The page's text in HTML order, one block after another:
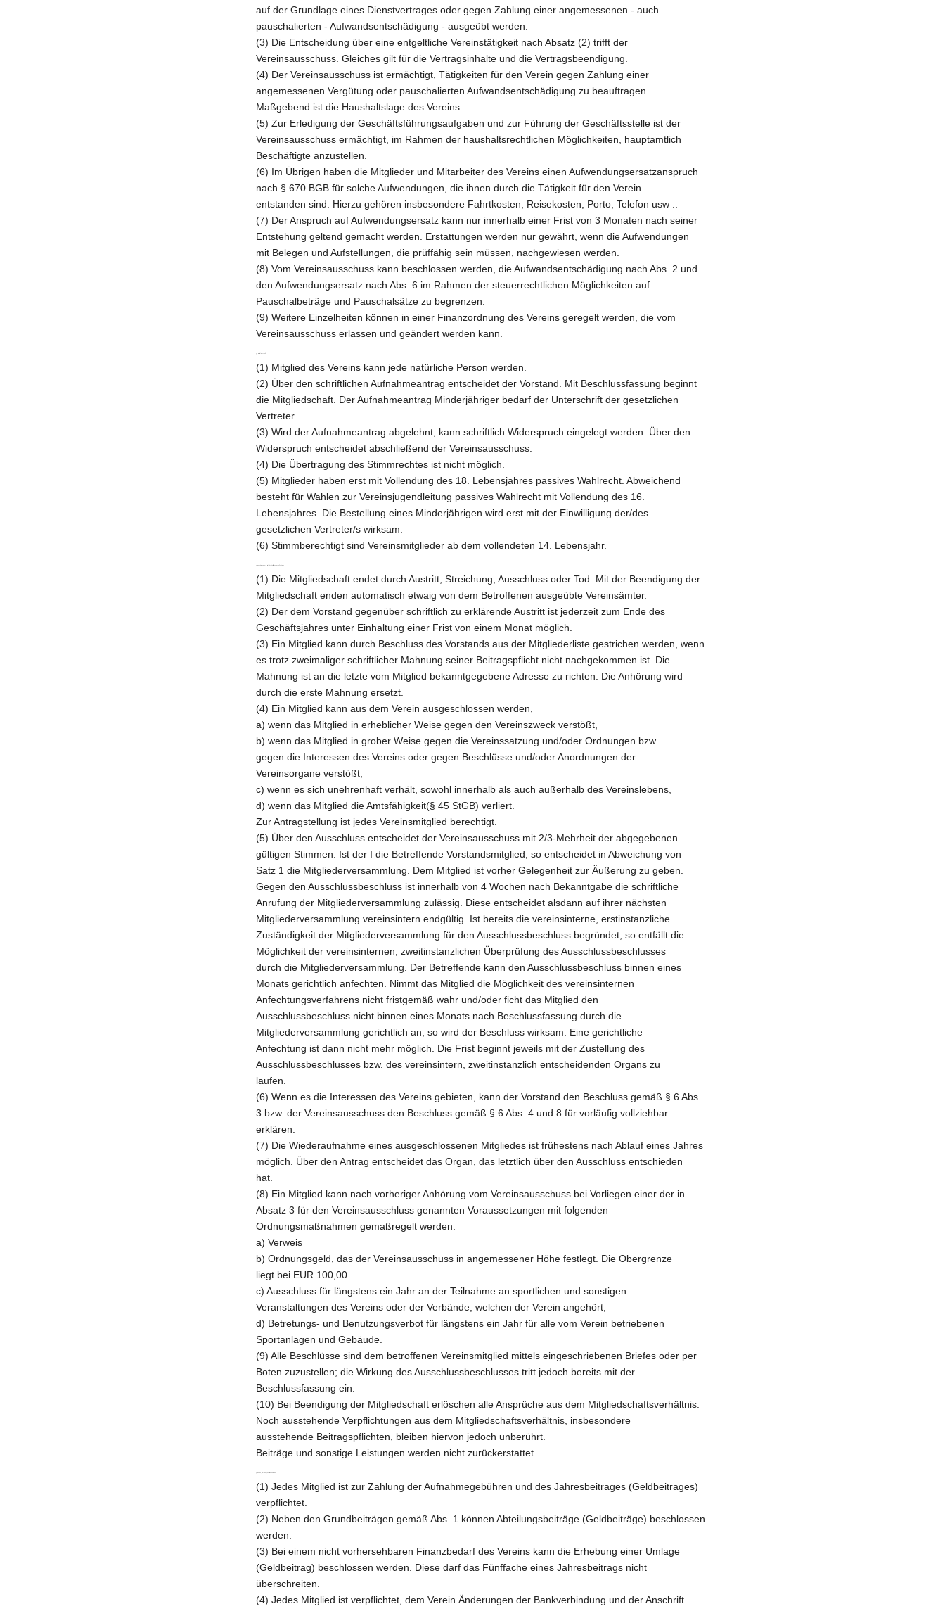
auf der Grundlage eines Dienstvertrages oder gegen Zahlung einer angemessenen - auch
pauschalierten - Aufwandsentschädigung - ausgeübt werden.
(3) Die Entscheidung über eine entgeltliche Vereinstätigkeit nach Absatz (2) trifft der
Vereinsausschuss. Gleiches gilt für die Vertragsinhalte und die Vertragsbeendigung.
(4) Der Vereinsausschuss ist ermächtigt, Tätigkeiten für den Verein gegen Zahlung einer
angemessenen Vergütung oder pauschalierten Aufwandsentschädigung zu beauftragen.
Maßgebend ist die Haushaltslage des Vereins.
(5) Zur Erledigung der Geschäftsführungsaufgaben und zur Führung der Geschäftsstelle ist der
Vereinsausschuss ermächtigt, im Rahmen der haushaltsrechtlichen Möglichkeiten, hauptamtlich
Beschäftigte anzustellen.
(6) Im Übrigen haben die Mitglieder und Mitarbeiter des Vereins einen Aufwendungsersatzanspruch
nach § 670 BGB für solche Aufwendungen, die ihnen durch die Tätigkeit für den Verein
entstanden sind. Hierzu gehören insbesondere Fahrtkosten, Reisekosten, Porto, Telefon usw ..
(7) Der Anspruch auf Aufwendungsersatz kann nur innerhalb einer Frist von 3 Monaten nach seiner
Entstehung geltend gemacht werden. Erstattungen werden nur gewährt, wenn die Aufwendungen
mit Belegen und Aufstellungen, die prüffähig sein müssen, nachgewiesen werden.
(8) Vom Vereinsausschuss kann beschlossen werden, die Aufwandsentschädigung nach Abs. 2 und
den Aufwendungsersatz nach Abs. 6 im Rahmen der steuerrechtlichen Möglichkeiten auf
Pauschalbeträge und Pauschalsätze zu begrenzen.
(9) Weitere Einzelheiten können in einer Finanzordnung des Vereins geregelt werden, die vom
Vereinsausschuss erlassen und geändert werden kann.
(1) Mitglied des Vereins kann jede natürliche Person werden.
(2) Über den schriftlichen Aufnahmeantrag entscheidet der Vorstand. Mit Beschlussfassung beginnt
die Mitgliedschaft. Der Aufnahmeantrag Minderjähriger bedarf der Unterschrift der gesetzlichen
Vertreter.
(3) Wird der Aufnahmeantrag abgelehnt, kann schriftlich Widerspruch eingelegt werden. Über den
Widerspruch entscheidet abschließend der Vereinsausschuss.
(4) Die Übertragung des Stimmrechtes ist nicht möglich.
(5) Mitglieder haben erst mit Vollendung des 18. Lebensjahres passives Wahlrecht. Abweichend
besteht für Wahlen zur Vereinsjugendleitung passives Wahlrecht mit Vollendung des 16.
Lebensjahres. Die Bestellung eines Minderjährigen wird erst mit der Einwilligung der/des
gesetzlichen Vertreter/s wirksam.
(6) Stimmberechtigt sind Vereinsmitglieder ab dem vollendeten 14. Lebensjahr.
(1) Die Mitgliedschaft endet durch Austritt, Streichung, Ausschluss oder Tod. Mit der Beendigung der
Mitgliedschaft enden automatisch etwaig von dem Betroffenen ausgeübte Vereinsämter.
(2) Der dem Vorstand gegenüber schriftlich zu erklärende Austritt ist jederzeit zum Ende des
Geschäftsjahres unter Einhaltung einer Frist von einem Monat möglich.
(3) Ein Mitglied kann durch Beschluss des Vorstands aus der Mitgliederliste gestrichen werden, wenn
es trotz zweimaliger schriftlicher Mahnung seiner Beitragspflicht nicht nachgekommen ist. Die
Mahnung ist an die letzte vom Mitglied bekanntgegebene Adresse zu richten. Die Anhörung wird
durch die erste Mahnung ersetzt.
(4) Ein Mitglied kann aus dem Verein ausgeschlossen werden,
a) wenn das Mitglied in erheblicher Weise gegen den Vereinszweck verstößt,
b) wenn das Mitglied in grober Weise gegen die Vereinssatzung und/oder Ordnungen bzw.
gegen die Interessen des Vereins oder gegen Beschlüsse und/oder Anordnungen der
Vereinsorgane verstößt,
c) wenn es sich unehrenhaft verhält, sowohl innerhalb als auch außerhalb des Vereinslebens,
d) wenn das Mitglied die Amtsfähigkeit(§ 45 StGB) verliert.
Zur Antragstellung ist jedes Vereinsmitglied berechtigt.
(5) Über den Ausschluss entscheidet der Vereinsausschuss mit 2/3-Mehrheit der abgegebenen
gültigen Stimmen. Ist der I die Betreffende Vorstandsmitglied, so entscheidet in Abweichung von
Satz 1 die Mitgliederversammlung. Dem Mitglied ist vorher Gelegenheit zur Äußerung zu geben.
Gegen den Ausschlussbeschluss ist innerhalb von 4 Wochen nach Bekanntgabe die schriftliche
Anrufung der Mitgliederversammlung zulässig. Diese entscheidet alsdann auf ihrer nächsten
Mitgliederversammlung vereinsintern endgültig. Ist bereits die vereinsinterne, erstinstanzliche
Zuständigkeit der Mitgliederversammlung für den Ausschlussbeschluss begründet, so entfällt die
Möglichkeit der vereinsinternen, zweitinstanzlichen Überprüfung des Ausschlussbeschlusses
durch die Mitgliederversammlung. Der Betreffende kann den Ausschlussbeschluss binnen eines
Monats gerichtlich anfechten. Nimmt das Mitglied die Möglichkeit des vereinsinternen
Anfechtungsverfahrens nicht fristgemäß wahr und/oder ficht das Mitglied den
Ausschlussbeschluss nicht binnen eines Monats nach Beschlussfassung durch die
Mitgliederversammlung gerichtlich an, so wird der Beschluss wirksam. Eine gerichtliche
Anfechtung ist dann nicht mehr möglich. Die Frist beginnt jeweils mit der Zustellung des
Ausschlussbeschlusses bzw. des vereinsintern, zweitinstanzlich entscheidenden Organs zu
laufen.
(6) Wenn es die Interessen des Vereins gebieten, kann der Vorstand den Beschluss gemäß § 6 Abs.
3 bzw. der Vereinsausschuss den Beschluss gemäß § 6 Abs. 4 und 8 für vorläufig vollziehbar
erklären.
(7) Die Wiederaufnahme eines ausgeschlossenen Mitgliedes ist frühestens nach Ablauf eines Jahres
möglich. Über den Antrag entscheidet das Organ, das letztlich über den Ausschluss entschieden
hat.
(8) Ein Mitglied kann nach vorheriger Anhörung vom Vereinsausschuss bei Vorliegen einer der in
Absatz 3 für den Vereinsausschluss genannten Voraussetzungen mit folgenden
Ordnungsmaßnahmen gemaßregelt werden:
a) Verweis
b) Ordnungsgeld, das der Vereinsausschuss in angemessener Höhe festlegt. Die Obergrenze
liegt bei EUR 100,00
c) Ausschluss für längstens ein Jahr an der Teilnahme an sportlichen und sonstigen
Veranstaltungen des Vereins oder der Verbände, welchen der Verein angehört,
d) Betretungs- und Benutzungsverbot für längstens ein Jahr für alle vom Verein betriebenen
Sportanlagen und Gebäude.
(9) Alle Beschlüsse sind dem betroffenen Vereinsmitglied mittels eingeschriebenen Briefes oder per
Boten zuzustellen; die Wirkung des Ausschlussbeschlusses tritt jedoch bereits mit der
Beschlussfassung ein.
(10) Bei Beendigung der Mitgliedschaft erlöschen alle Ansprüche aus dem Mitgliedschaftsverhältnis.
Noch ausstehende Verpflichtungen aus dem Mitgliedschaftsverhältnis, insbesondere
ausstehende Beitragspflichten, bleiben hiervon jedoch unberührt.
Beiträge und sonstige Leistungen werden nicht zurückerstattet.
(1) Jedes Mitglied ist zur Zahlung der Aufnahmegebühren und des Jahresbeitrages (Geldbeitrages)
verpflichtet.
(2) Neben den Grundbeiträgen gemäß Abs. 1 können Abteilungsbeiträge (Geldbeiträge) beschlossen
werden.
(3) Bei einem nicht vorhersehbaren Finanzbedarf des Vereins kann die Erhebung einer Umlage
(Geldbeitrag) beschlossen werden. Diese darf das Fünffache eines Jahresbeitrags nicht
überschreiten.
(4) Jedes Mitglied ist verpflichtet, dem Verein Änderungen der Bankverbindung und der Anschrift